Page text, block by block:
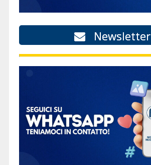
Newsletter